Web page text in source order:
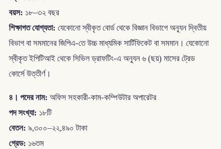
বয়স: ১৮–৩২ বছর
শিক্ষাগত যোগ্যতা: যেকোনো স্বীকৃত বোর্ড থেকে বিজ্ঞান বিভাগে অন্যূন দ্বিতীয়
বিভাগ বা সমমানের জিপিএ-তে উচ্চ মাধ্যমিক সার্টিফিকেট বা সমমান। যেকোনো
স্বীকৃত ইপিটিআই থেকে সিভিল ড্রাফটিং-এ অন্যূন ৬ (ছয়) মাসের ট্রেড
কোর্সে উত্তীর্ণ।
৪। পদের নাম: অফিস সহকারী-কাম-কম্পিউটার অপারেটর
পদ সংখ্যা: ১৮টি
বেতন: ৯,৩০০–২২,৪৯০ টাকা
গ্রেড: ১৬তম